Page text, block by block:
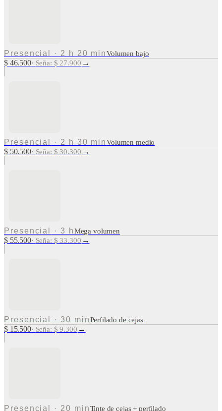
Presencial · 2 h 20 minVolumen bajo
$ 46.500· Seña: $ 27.900 →
Presencial · 2 h 30 minVolumen medio
$ 50.500· Seña: $ 30.300 →
Presencial · 3 hMega volumen
$ 55.500· Seña: $ 33.300 →
Presencial · 30 minPerfilado de cejas
$ 15.500· Seña: $ 9.300 →
Presencial · 20 minTinte de cejas + perfilado